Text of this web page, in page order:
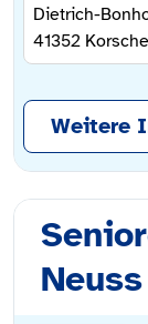
Dietrich-
41352
Weitere
Neuss